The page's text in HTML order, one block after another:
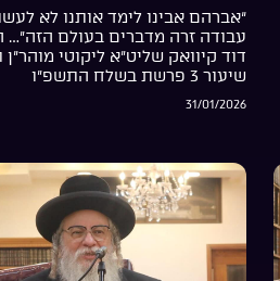
“אברהם אבינו לימד אותנו לא
עבודה זרה מדברים בעולם הזה”…
דוד קיוואק שליט”א ליקוטי מוהר”ן
שיעור 3 פרשת בשלח התשפ”ו
31/01/2026